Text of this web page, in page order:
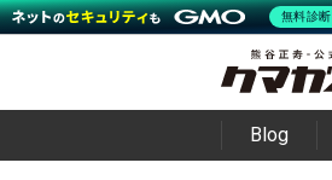
Blog
無料診断